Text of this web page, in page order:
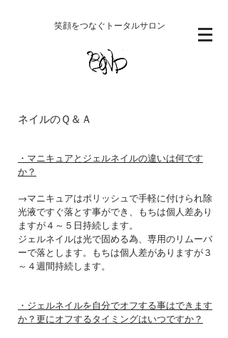
​笑顔をつなぐトータルサロン
ネイルのＱ＆Ａ
・マニキュアとジェルネイルの違いは何です
か？
→マニキュアはポリッシュで手軽に付けられ除
光液ですぐ落とす事ができ、もちは個人差あり
ますが４～５日持続します。
ジェルネイルは光で固める為、専用のリムーバ
ーで落とします。もちは個人差がありますが３
～４週間持続します。
・ジェルネイルを自分でオフする事はできます
か？更にオフするタイミングはいつですか？